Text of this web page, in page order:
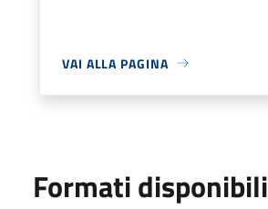
VAI ALLA PAGINA
Formati disponibili